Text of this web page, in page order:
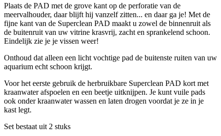
Plaats de PAD met de grove kant op de perforatie van de
meervalhouder, daar blijft hij vanzelf zitten... en daar ga je! Met de
fijne kant van de Superclean PAD maakt u zowel de binnenruit als
de buitenruit van uw vitrine krasvrij, zacht en sprankelend schoon.
Eindelijk zie je je vissen weer!
Onthoud dat alleen een licht vochtige pad de buitenste ruiten van uw
aquarium echt schoon krijgt.
Voor het eerste gebruik de herbruikbare Superclean PAD kort met
kraanwater afspoelen en een beetje uitknijpen. Je kunt vuile pads
ook onder kraanwater wassen en laten drogen voordat je ze in je
kast legt.
Set bestaat uit 2 stuks